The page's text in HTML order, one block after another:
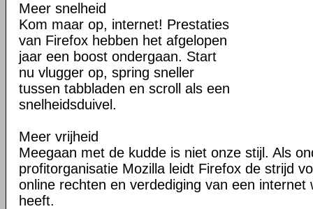
Meer snelheid
Kom maar op, internet! Prestaties
van Firefox hebben het afgelopen
jaar een boost ondergaan. Start
nu vlugger op, spring sneller
tussen tabbladen en scroll als een
snelheidsduivel.
Meer vrijheid
Meegaan met de kudde is niet onze stijl. Als
profitorganisatie Mozilla leidt Firefox de strijd
online rechten en verdediging van een internet
heeft.